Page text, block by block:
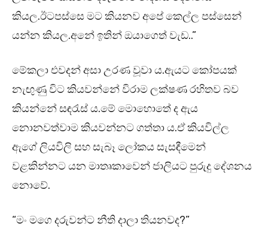
කියල.ඊටපස්සෙ මට කියනව අපේ කෙල්ල පස්සෙන්
යන්න කියල.අනේ ඉතින් ඔයාගෙත් වැඩ..”
මේකලා එවදන් අසා උරණ වූවා ය.ඇයට කෝපයක්
නැඟුණු විට කියවන්නේ විරාම ලක්ෂණ රහිතව බව
කියන්නේ සඳරැස් ය.මේ මොහොතේ ද ඇය
නොනවත්වාම කියවන්නට ගත්තා ය.ඒ කියවිල්ල
ඇගේ ලියවිලි සහ සැබෑ ලෝකය සැසඳීමෙන්
වළකින්නට යන මාතෘකාවෙන් ජාලියට පුරුදු දේශනය
නොවේ.
“මං මගෙ දරුවන්ට නීති දාලා තියනවද?”